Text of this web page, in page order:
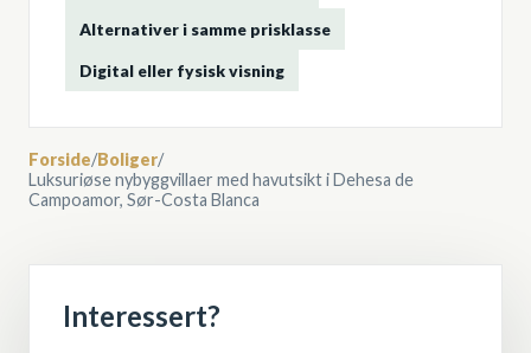
Alternativer i samme prisklasse
Digital eller fysisk visning
Forside/Boliger/
Luksuriøse nybyggvillaer med havutsikt i Dehesa de
Campoamor, Sør-Costa Blanca
Interessert?